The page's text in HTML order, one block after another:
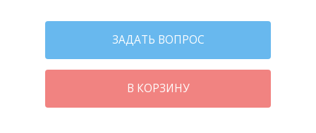
ЗАДАТЬ ВОПРОС
В КОРЗИНУ